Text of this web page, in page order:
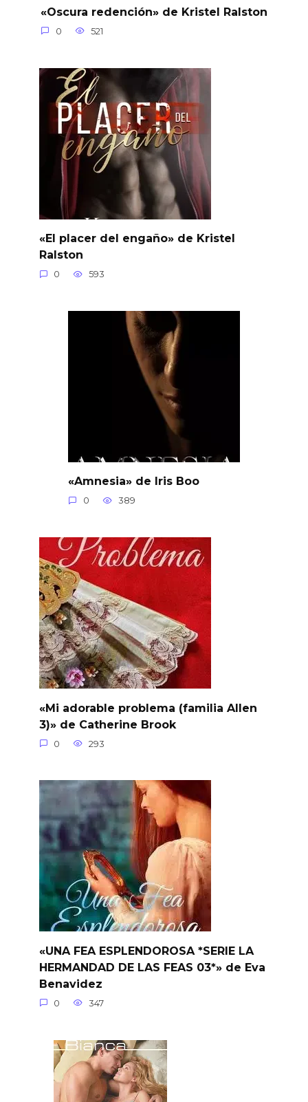
«Oscura redención» de Kristel Ralston
0 521
«El placer del engaño» de Kristel
Ralston
0 593
«Amnesia» de Iris Boo
0 389
«Mi adorable problema (familia Allen
3)» de Catherine Brook
0 293
«UNA FEA ESPLENDOROSA *SERIE LA
HERMANDAD DE LAS FEAS 03*» de Eva
Benavidez
0 347